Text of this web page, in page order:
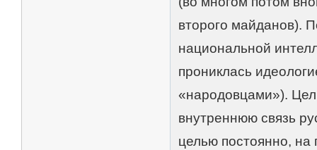
второго майданов).
национальной
прониклась
«народовцами»).
внутреннюю связь
целью постоянно, на